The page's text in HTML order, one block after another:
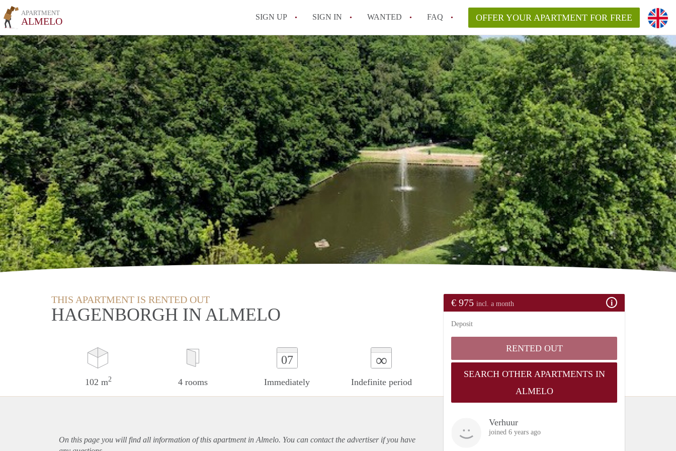
APARTMENT
ALMELO SIGN UP SIGN IN WANTED FAQ
All FAQs
OFFER YOUR APARTMENT FOR FREE
THIS APARTMENT IS RENTED OUT
HAGENBORGH IN ALMELO
102 m2 4 rooms
07
Immediately
∞
Indefinite period
€ 975 incl. a month
Deposit
RENTED OUT
SEARCH OTHER APARTMENTS IN
ALMELO
Verhuur
joined 6 years ago
On this page you will find all information of this apartmentin Almelo. You can contact the advertiser if you have